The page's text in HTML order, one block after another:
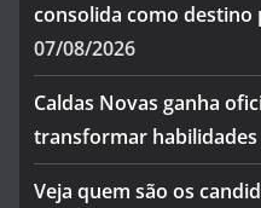
consolida como destino
07/08/2026
Caldas Novas ganha
transformar habilidades
Veja quem são os